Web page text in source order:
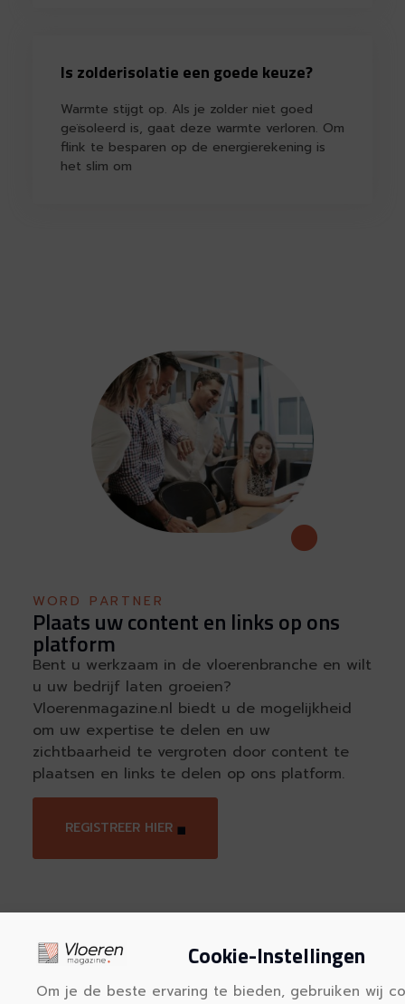
Cookie-Instellingen
Om je de beste ervaring te bieden, gebruiken wij
Is zolderisolatie een goede keuze?
Warmte stijgt op. Als je zolder niet goed
geïsoleerd is, gaat deze warmte verloren. Om
flink te besparen op de energierekening is
het slim om
WORD PARTNER
Plaats uw content en links op ons
platform
Bent u werkzaam in de vloerenbranche en wilt
u uw bedrijf laten groeien?
Vloerenmagazine.nl biedt u de mogelijkheid
om uw expertise te delen en uw
zichtbaarheid te vergroten door content te
plaatsen en links te delen op ons platform.
REGISTREER HIER